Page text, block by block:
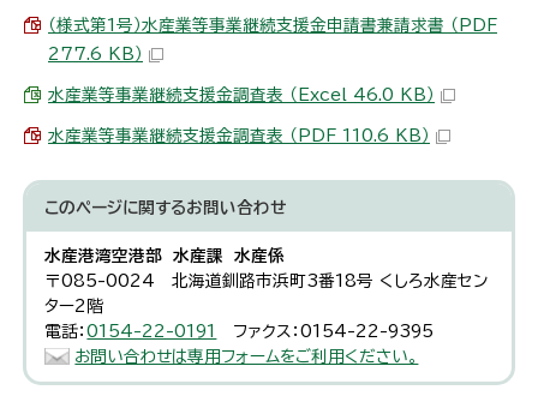
（様式第1号）水産業等事業継続支援金申請書兼請求書 （PDF
277.6 KB）
水産業等事業継続支援金調査表 （Excel 46.0 KB）
水産業等事業継続支援金調査表 （PDF 110.6 KB）
このページに関するお問い合わせ
水産港湾空港部 水産課 水産係
〒085-0024 北海道釧路市浜町3番18号 くしろ水産セン
ター2階
電話：0154-22-0191
ファクス：0154-22-9395
お問い合わせは専用フォームをご利用ください。